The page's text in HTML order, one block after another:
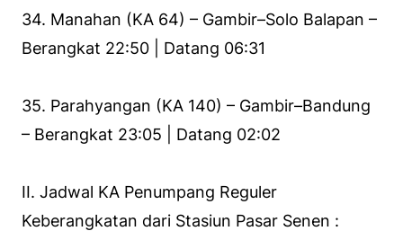
34. Manahan (KA 64) – Gambir–Solo Balapan –
Berangkat 22:50 | Datang 06:31
35. Parahyangan (KA 140) – Gambir–Bandung
– Berangkat 23:05 | Datang 02:02
II. Jadwal KA Penumpang Reguler
Keberangkatan dari Stasiun Pasar Senen :